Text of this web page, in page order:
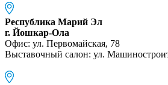
Республика Марий Эл
г. Йошкар-Ола
Офис: ул. Первомайская, 78
Выставочный салон: ул.